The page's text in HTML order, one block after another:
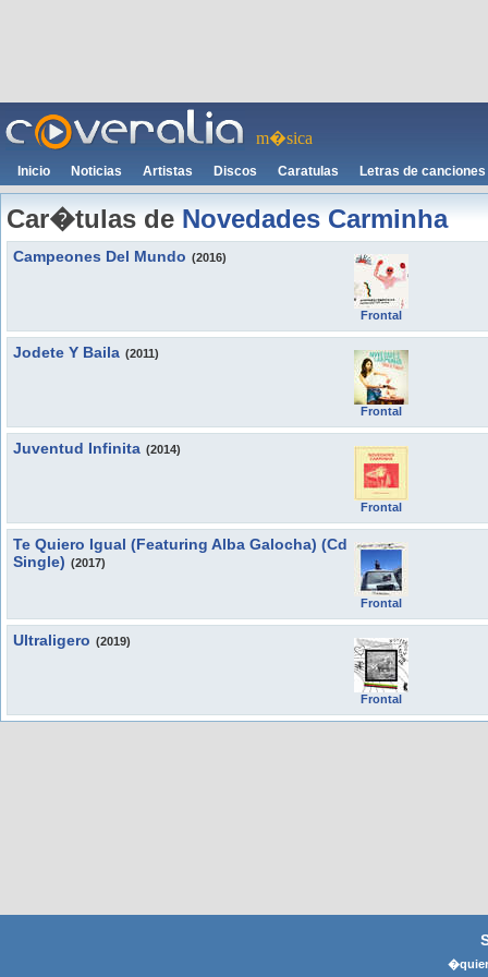
m�sica
Inicio Noticias Artistas Discos Caratulas Letras de canciones
Car�tulas de Novedades Carminha
Campeones Del Mundo (2016)
Frontal
Jodete Y Baila (2011)
Frontal
Juventud Infinita (2014)
Frontal
Te Quiero Igual (Featuring Alba Galocha) (Cd
Single) (2017)
Frontal
Ultraligero (2019)
Frontal